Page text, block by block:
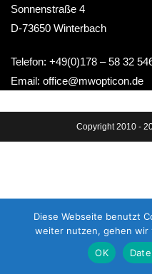
Sonnenstraße 4
D-73650 Winterbach
Telefon: +49(0)178 – 58 32
Email: office@mwopticon.de
Copyright 2010 -
Diese Webseite benutzt
weiter nutzen, gehen wir
OK